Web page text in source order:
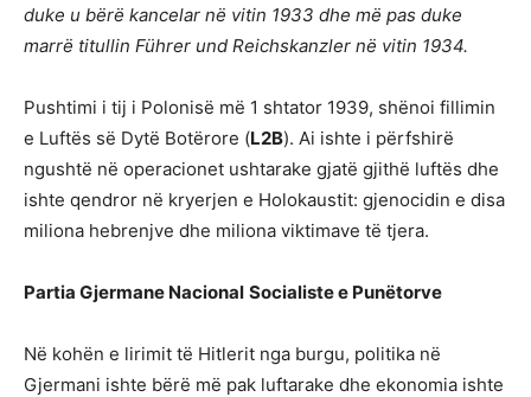
duke u bërë kancelar në vitin 1933 dhe më pas duke
marrë titullin Führer und Reichskanzler në vitin 1934.
Pushtimi i tij i Polonisë më 1 shtator 1939, shënoi fillimin
e Luftës së Dytë Botërore (L2B). Ai ishte i përfshirë
ngushtë në operacionet ushtarake gjatë gjithë luftës dhe
ishte qendror në kryerjen e Holokaustit: gjenocidin e disa
miliona hebrenjve dhe miliona viktimave të tjera.
Partia Gjermane Nacional Socialiste e Punëtorve
Në kohën e lirimit të Hitlerit nga burgu, politika në
Gjermani ishte bërë më pak luftarake dhe ekonomia ishte